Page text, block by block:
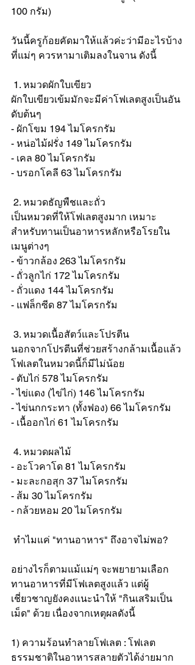
100 กรัม)
วันนี้ครูก้อยคัดมาให้แล้วค่ะว่ามีอะไรบ้าง
ที่แม่ๆ ควรหามาเติมลงในจาน ดังนี้
1. หมวดผักใบเขียว
ผักใบเขียวเข้มมักจะมีค่าโฟเลตสูงเป็นอัน
ดับต้นๆ
- ผักโขม 194 ไมโครกรัม
- หน่อไม้ฝรั่ง 149 ไมโครกรัม
- เคล 80 ไมโครกรัม
- บรอกโคลี 63 ไมโครกรัม
2. หมวดธัญพืชและถั่ว
เป็นหมวดที่ให้โฟเลตสูงมาก เหมาะ
สำหรับทานเป็นอาหารหลักหรือโรยใน
เมนูต่างๆ
- ข้าวกล้อง 263 ไมโครกรัม
- ถั่วลูกไก่ 172 ไมโครกรัม
- ถั่วแดง 144 ไมโครกรัม
- แฟล็กซีด 87 ไมโครกรัม
3. หมวดเนื้อสัตว์และโปรตีน
นอกจากโปรตีนที่ช่วยสร้างกล้ามเนื้อแล้ว
โฟเลตในหมวดนี้ก็มีไม่น้อย
- ตับไก่ 578 ไมโครกรัม
- ไข่แดง (ไข่ไก่) 146 ไมโครกรัม
- ไข่นกกระทา (ทั้งฟอง) 66 ไมโครกรัม
- เนื้ออกไก่ 61 ไมโครกรัม
4. หมวดผลไม้
- อะโวคาโด 81 ไมโครกรัม
- มะละกอสุก 37 ไมโครกรัม
- ส้ม 30 ไมโครกรัม
- กล้วยหอม 20 ไมโครกรัม
ทำไมแค่ "ทานอาหาร" ถึงอาจไม่พอ?
อย่างไรก็ตามแม้แม่ๆ จะพยายามเลือก
ทานอาหารที่มีโฟเลตสูงแล้ว แต่ผู้
เชี่ยวชาญยังคงแนะนำให้ "กินเสริมเป็น
เม็ด" ด้วย เนื่องจากเหตุผลดังนี้
1) ความร้อนทำลายโฟเลต : โฟเลต
ธรรมชาติในอาหารสลายตัวได้ง่ายมาก